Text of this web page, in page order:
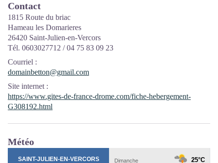
Contact
1815 Route du briac
Hameau les Domarieres
26420 Saint-Julien-en-Vercors
Tél. 0603027712 / 04 75 83 09 23
Courriel :
domainbetton@gmail.com
Site internet :
https://www.gites-de-france-drome.com/fiche-hebergement-
G308192.html
Météo